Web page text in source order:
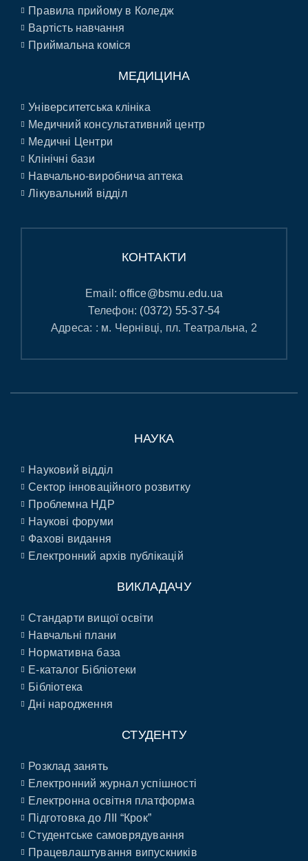
Правила прийому в Коледж
Вартість навчання
Приймальна коміся
МЕДИЦИНА
Університетська клініка
Медичний консультативний центр
Медичні Центри
Клінічні бази
Навчально-виробнича аптека
Лікувальний відділ
КОНТАКТИ
Email:office@bsmu.edu.ua
Телефон: (0372) 55-37-54
Адреса: : м. Чернівці, пл. Театральна, 2
НАУКА
Науковий відділ
Сектор інноваційного розвитку
Проблемна НДР
Наукові форуми
Фахові видання
Електронний архів публікацій
ВИКЛАДАЧУ
Стандарти вищої освіти
Навчальні плани
Нормативна база
E-каталог Бібліотеки
Бібліотека
Дні народження
СТУДЕНТУ
Розклад занять
Електронний журнал успішності
Електронна освітня платформа
Підготовка до ЛІІ “Крок”
Студентське самоврядування
Працевлаштування випускників